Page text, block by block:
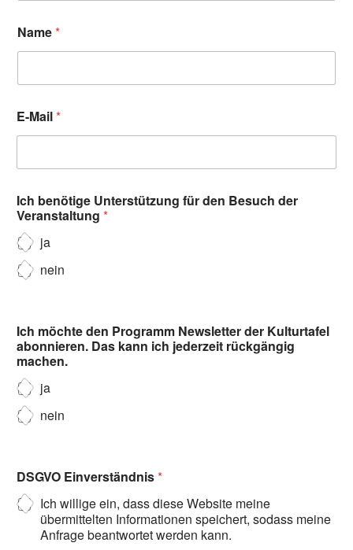
Name*
E-Mail*
Ich benötige Unterstützung für den Besuch der
Veranstaltung *
ja
nein
Ich möchte den Programm Newsletter der Kulturtafel
abonnieren. Das kann ich jederzeit rückgängig
machen.
ja
nein
DSGVO Einverständnis*
Ich willige ein, dass diese Website meine
übermittelten Informationen speichert, sodass meine
Anfrage beantwortet werden kann.